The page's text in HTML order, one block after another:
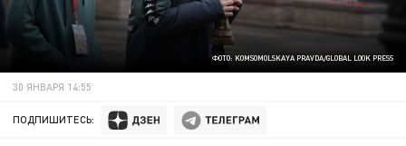
ФОТО: KOMSOMOLSKAYA PRAVDA/GLOBAL LOOK PRESS
30 ЯНВАРЯ 14:55
ПОДПИШИТЕСЬ: